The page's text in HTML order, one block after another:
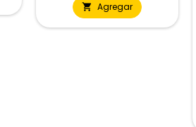
 Agregar